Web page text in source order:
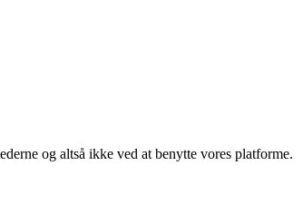
og altså ikke ved at benytte vores platforme.